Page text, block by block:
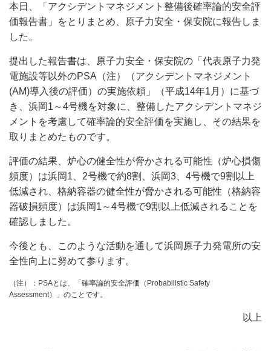
本日、「アクシデントマネジメント整備後確率論的安全評
価報告書」をとりまとめ、原子力安全・保安院に報告しま
した。
提出した報告書は、原子力安全・保安院の「代表原子力発
電施設等以外のPSA（注）（アクシデントマネジメント
(AM)導入後の評価）の実施依頼」（平成14年1月）に基づ
き、浜岡1～4号機を対象に、整備したアクシデントマネジ
メントを考慮して確率論的安全評価を実施し、その結果を
取りまとめたものです。
評価の結果、炉心の健全性が脅かされる可能性（炉心損傷
頻度）は浜岡1、2号機で約8割、浜岡3、4号機で9割以上
低減され、格納容器の健全性が脅かされる可能性（格納容
器破損頻度）は浜岡1～4号機で9割以上低減されることを
確認しました。
今後とも、このような活動を通して浜岡原子力発電所の安
全性向上に努めて参ります。
（注）：PSAとは、「確率論的安全評価（Probabilistic Safety
Assessment）」のことです。
以上